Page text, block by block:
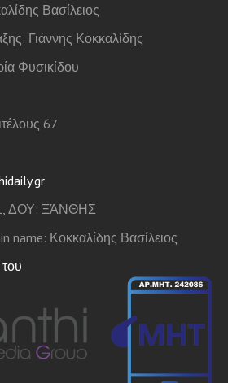
Βασίλειος
Γιάννης Κοκκαλίδης
Φυσικίδου
67
ΔΟΥ: ΞΆΝΘΗΣ
name: Κοκκαλίδης Βασίλειος